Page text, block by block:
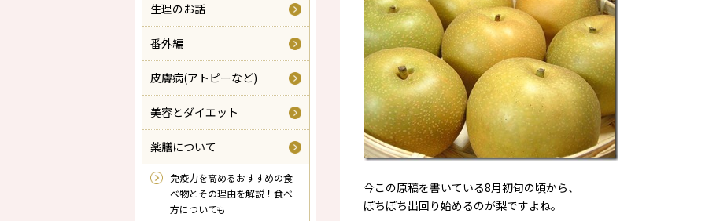
今この原稿を書いている8月初旬の頃から、
ぼちぼち出回り始めるのが梨ですよね。
生理のお話
番外編
皮膚病(アトピーなど)
美容とダイエット
薬膳について
免疫力を高めるおすすめの食
べ物とその理由を解説！食べ
方についても